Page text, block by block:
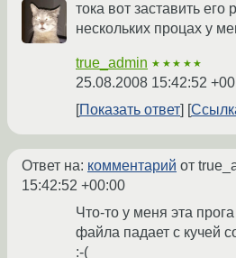
тока вот заставить его
нескольких процах у
true_admin ★★★★★
25.08.2008 15:42:52
Показать ответ
Ответ на: комментарий от
15:42:52 +00:00
Что-то у меня эта
файла падает с кучей
:-(